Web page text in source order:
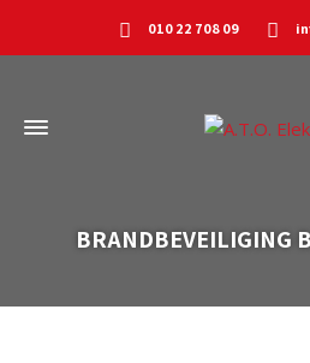
010 22 708 09
BRANDBEVEILIGING